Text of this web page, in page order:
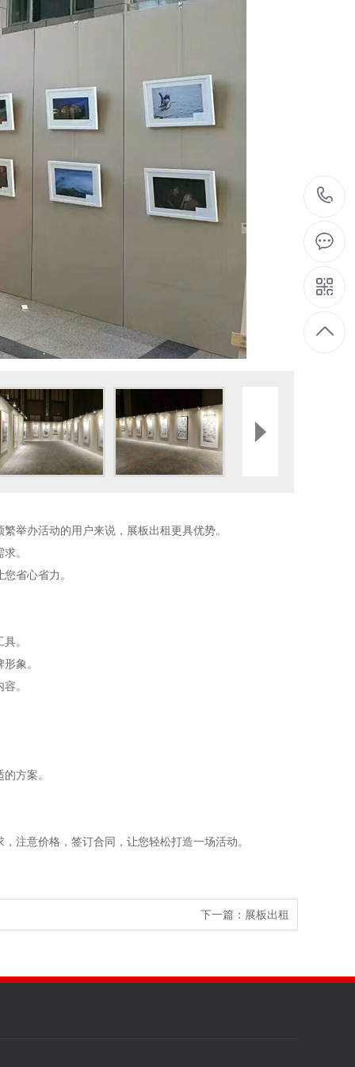
举办活动的用户来说，展板出租更具优势。
。
省心省力。
。
象。
。
方案。
注意价格，签订合同，让您轻松打造一场活动。
下一篇： 展板出租